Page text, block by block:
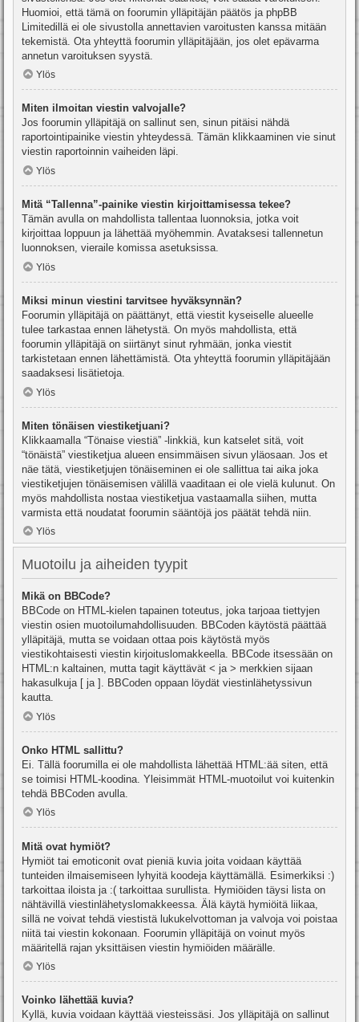
Huomioi, että tämä on foorumin ylläpitäjän päätös ja phpBB
Limitedillä ei ole sivustolla annettavien varoitusten kanssa mitään
tekemistä. Ota yhteyttä foorumin ylläpitäjään, jos olet epävarma
annetun varoituksen syystä.
Ylös
Miten ilmoitan viestin valvojalle?
Jos foorumin ylläpitäjä on sallinut sen, sinun pitäisi nähdä
raportointipainike viestin yhteydessä. Tämän klikkaaminen vie sinut
viestin raportoinnin vaiheiden läpi.
Ylös
Mitä “Tallenna”-painike viestin kirjoittamisessa tekee?
Tämän avulla on mahdollista tallentaa luonnoksia, jotka voit
kirjoittaa loppuun ja lähettää myöhemmin. Avataksesi tallennetun
luonnoksen, vieraile komissa asetuksissa.
Ylös
Miksi minun viestini tarvitsee hyväksynnän?
Foorumin ylläpitäjä on päättänyt, että viestit kyseiselle alueelle
tulee tarkastaa ennen lähetystä. On myös mahdollista, että
foorumin ylläpitäjä on siirtänyt sinut ryhmään, jonka viestit
tarkistetaan ennen lähettämistä. Ota yhteyttä foorumin ylläpitäjään
saadaksesi lisätietoja.
Ylös
Miten tönäisen viestiketjuani?
Klikkaamalla “Tönaise viestiä” -linkkiä, kun katselet sitä, voit
“tönäistä” viestiketjua alueen ensimmäisen sivun yläosaan. Jos et
näe tätä, viestiketjujen tönäiseminen ei ole sallittua tai aika joka
viestiketjujen tönäisemisen välillä vaaditaan ei ole vielä kulunut. On
myös mahdollista nostaa viestiketjua vastaamalla siihen, mutta
varmista että noudatat foorumin sääntöjä jos päätät tehdä niin.
Ylös
Muotoilu ja aiheiden tyypit
Mikä on BBCode?
BBCode on HTML-kielen tapainen toteutus, joka tarjoaa tiettyjen
viestin osien muotoilumahdollisuuden. BBCoden käytöstä päättää
ylläpitäjä, mutta se voidaan ottaa pois käytöstä myös
viestikohtaisesti viestin kirjoituslomakkeella. BBCode itsessään on
HTML:n kaltainen, mutta tagit käyttävät < ja > merkkien sijaan
hakasulkuja [ ja ]. BBCoden oppaan löydät viestinlähetyssivun
kautta.
Ylös
Onko HTML sallittu?
Ei. Tällä foorumilla ei ole mahdollista lähettää HTML:ää siten, että
se toimisi HTML-koodina. Yleisimmät HTML-muotoilut voi kuitenkin
tehdä BBCoden avulla.
Ylös
Mitä ovat hymiöt?
Hymiöt tai emoticonit ovat pieniä kuvia joita voidaan käyttää
tunteiden ilmaisemiseen lyhyitä koodeja käyttämällä. Esimerkiksi :)
tarkoittaa iloista ja :( tarkoittaa surullista. Hymiöiden täysi lista on
nähtävillä viestinlähetyslomakkeessa. Älä käytä hymiöitä liikaa,
sillä ne voivat tehdä viestistä lukukelvottoman ja valvoja voi poistaa
niitä tai viestin kokonaan. Foorumin ylläpitäjä on voinut myös
määritellä rajan yksittäisen viestin hymiöiden määrälle.
Ylös
Voinko lähettää kuvia?
Kyllä, kuvia voidaan käyttää viesteissäsi. Jos ylläpitäjä on sallinut